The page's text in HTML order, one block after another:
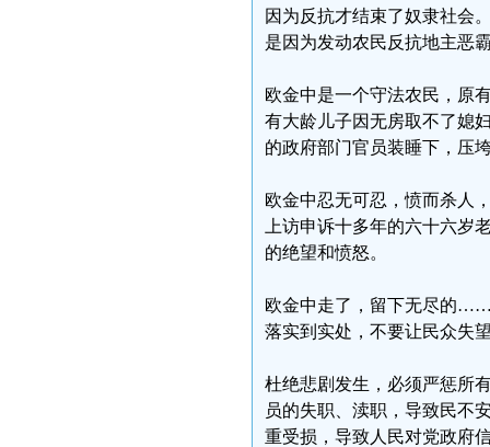
因为反抗才结束了奴隶社会
是因为发动农民反抗地主恶
欧金中是一个守法农民，原
有大龄儿子因无房取不了媳
的政府部门官员装睡下，压
欧金中忍无可忍，愤而杀人
上访申诉十多年的六十六岁
的绝望和愤怒。
欧金中走了，留下无尽的……
落实到实处，不要让民众失
杜绝悲剧发生，必须严惩所
员的失职、渎职，导致民不
重受损，导致人民对党政府